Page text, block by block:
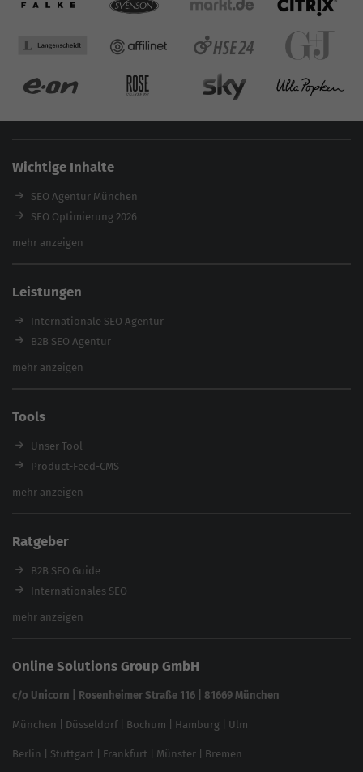
Wichtige Inhalte
SEO Agentur München
SEO Optimierung 2026
Backlink-Audit 2026
Referenzen
E-Books
Magazin
mehr anzeigen
Leistungen
Internationale SEO Agentur
B2B SEO Agentur
Inhouse SEO Agentur
Enterprise SEO Agentur
Workshops
mehr anzeigen
Tools
Unser Tool
Product-Feed-CMS
Website Analyse
Backlink-Check
Ladezeiten-Check
Brand Protection Tool
Website SEO Check
feed2content.ai
mehr anzeigen
Ratgeber
B2B SEO Guide
Internationales SEO
eCommerce SEO
In ChatGPT gefunden werden
Linkbuilding 2025
Local SEO
SEO für Online Shops
mehr anzeigen
Online Solutions Group GmbH
c/o Unicorn | Rosenheimer Straße 116 | 81669 München
München Düsseldorf| Bochum Hamburg Ulm
Berlin Stuttgart Frankfurt Münster Bremen